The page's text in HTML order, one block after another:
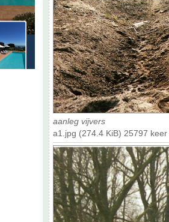
aanleg vijvers
a1.jpg (274.4 KiB) 25797